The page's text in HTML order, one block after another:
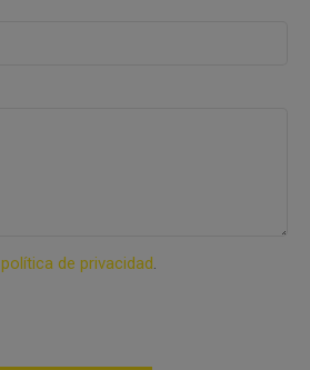
política de privacidad.